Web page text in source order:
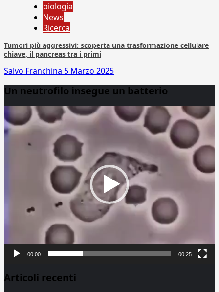
biologia
News
Ricerca
Tumori più aggressivi: scoperta una trasformazione cellulare
chiave, il pancreas tra i primi
Salvo Franchina 5 Marzo 2025
Un neutrofilo insegue un batterio
Player
00:00 00:25
Articoli recenti